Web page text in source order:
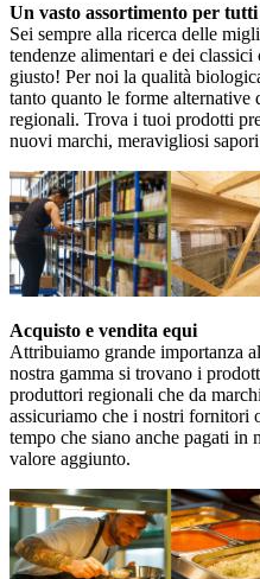
Un vasto assortimento per
Sei sempre alla ricerca delle
tendenze alimentari e dei
giusto! Per noi la qualità
tanto quanto le forme alternative
regionali. Trova i tuoi prodotti
nuovi marchi, meravigliosi
Acquisto e vendita equi
Attribuiamo grande importanza
nostra gamma si trovano i
produttori regionali che da
assicuriamo che i nostri fornitori
tempo che siano anche pagati
valore aggiunto.